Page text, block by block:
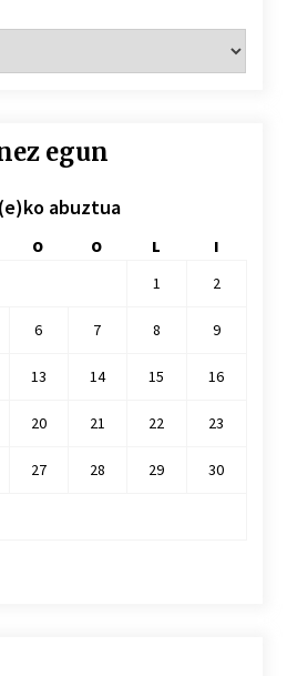
egun
abuztua
O O L
I
1
2
6 7 8 9
13 14 15 16
20 21 22 23
27 28 29 30